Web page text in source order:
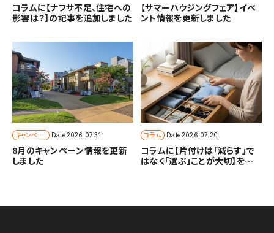
コラムに【ナフサ不足、住宅への
影響は？】の記事を追加しました
【サマーハウジングフェア】イベ
ント情報を更新しました
キャンペー
ン
Date2026.07.31
8月のキャンペーン情報を更新
しました
コラム Date2026.07.20
コラムに【片付けは「減らす」で
はなく「選ぶ」ことが大切】を追